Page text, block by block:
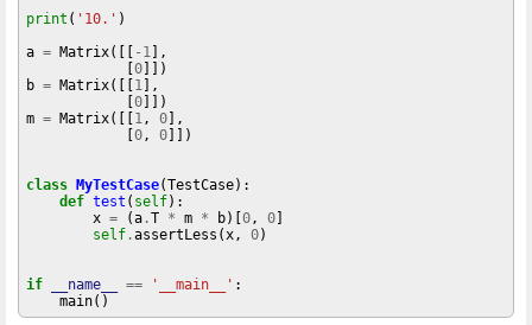
print ( '10.' )
a = Matrix([[ -1],
0]])
b = Matrix([[ 1],
0]])
m = Matrix([[ 1, 0],
0, 0]])
class MyTestCase(TestCase):
def test ( self):
        x
= (a.T * m * b)[ 0, 0]
self.assertLess(x, 0)
if __name__ == '__main__' :